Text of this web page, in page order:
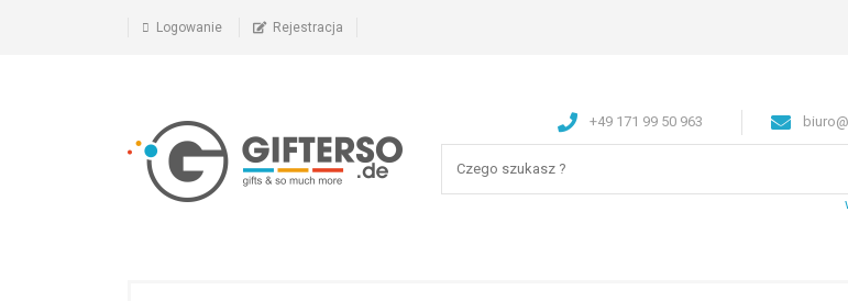
Logowanie Rejestracja
+49 171 99 50 963